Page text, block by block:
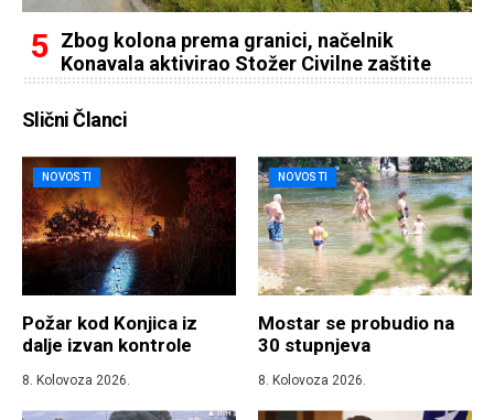
Zbog kolona prema granici, načelnik
Konavala aktivirao Stožer Civilne zaštite
Slični Članci
NOVOSTI
Požar kod Konjica iz
dalje izvan kontrole
8. Kolovoza 2026.
NOVOSTI
Mostar se probudio na
30 stupnjeva
8. Kolovoza 2026.